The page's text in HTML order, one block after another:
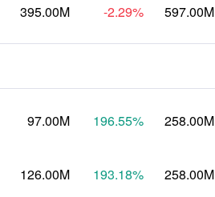
395.00M -2.29% 597.00M
97.00M 196.55% 258.00M
126.00M 193.18% 258.00M